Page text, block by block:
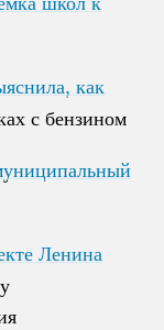
как
с бензином
как
с бензином
Ленина
Ленина